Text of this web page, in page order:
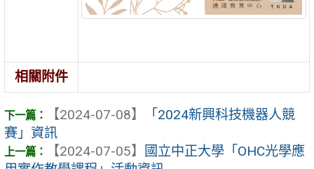
相關附件
【2024-07-08】
「2024新興科技機器人競
賽」資訊
【2024-07-05】
國立中正大學「OHC光學應